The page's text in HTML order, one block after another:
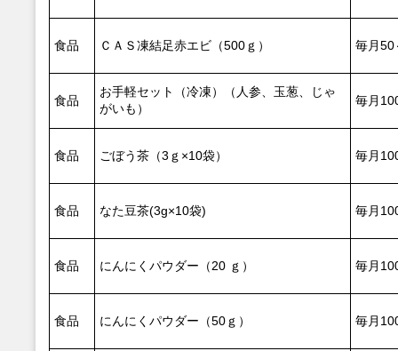
食品 ＣＡＳ凍結足赤エビ（500ｇ） 毎月50
食品
お手軽セット（冷凍）（人参、玉葱、じゃ
がいも）
毎月
食品 ごぼう茶（3ｇ×10袋） 毎月
食品 なた豆茶(3g×10袋) 毎月
食品 にんにくパウダー（20 ｇ） 毎月
食品 にんにくパウダー（50ｇ） 毎月